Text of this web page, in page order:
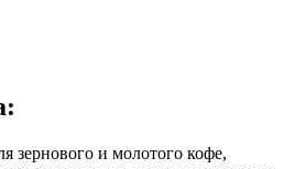
зернового и молотого кофе,